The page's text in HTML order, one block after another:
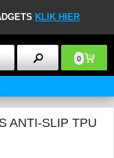
KLIK HIER
0
ANTI-SLIP TPU